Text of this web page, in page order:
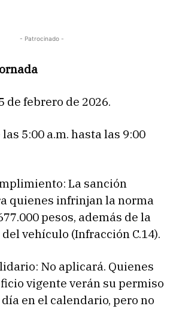
- Patrocinado -
de febrero de 2026.
5:00 a.m. hasta las 9:00
La sanción
quienes infrinjan la norma
pesos, además de la
vehículo (Infracción C.14).
No aplicará. Quienes
vigente verán su permiso
en el calendario, pero no